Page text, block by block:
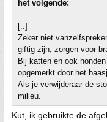
het volgende:
[..]
Zeker niet
giftig zijn, zorgen voor
Bij katten en ook
opgemerkt door het
Als je verwijderaar de
milieu.
Kut, ik gebruikte de